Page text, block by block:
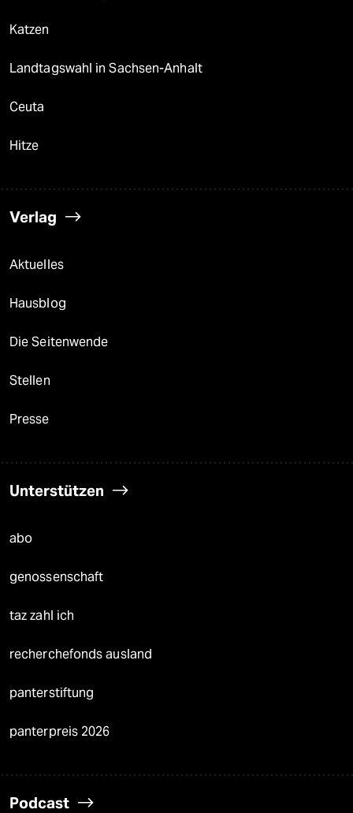
Katzen
Landtagswahl in Sachsen-Anhalt
Ceuta
Hitze
Verlag
Aktuelles
Hausblog
Die Seitenwende
Stellen
Presse
Unterstützen
abo
genossenschaft
taz zahl ich
recherchefonds ausland
panterstiftung
panterpreis 2026
Podcast